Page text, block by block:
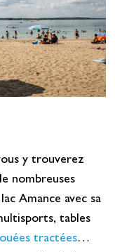
y trouverez
nombreuses
Amance avec sa
tables
tractées…